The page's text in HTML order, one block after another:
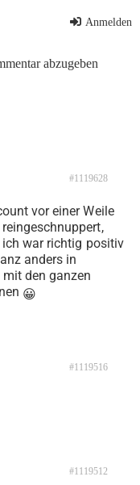
Anmelden
abzugeben
#1119628
vor einer Weile
ich war richtig positiv
anders in
den ganzen
😀
#1119516
#1119512